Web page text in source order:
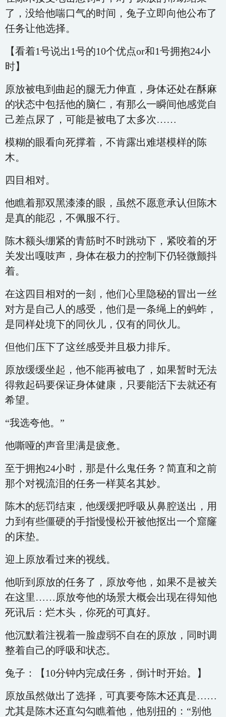
了，没给他喘口气的时间，兔子立即向他公布了
任务让他选择。
【看着1号说出1号的10个优点or和1号拥抱24小
时】
原放被电到曲起的腿无力伸直，身体还处在酥麻
的状态中包括他的脑仁，有那么一瞬间他感觉自
己差点尿了，可能是被电了太多次……
模糊的眼看向死撑着，不肯露出难堪模样的陈
木。
四目相对。
他瞧着那双黑漆漆的眼，虽然不愿意承认但陈木
是真的能忍，不佩服不行。
陈木额头绷紧的青筋时不时跳动下，紧咬着的牙
关发出嘎吱声，身体在极力的控制下仍轻微颤抖
着。
在这四目相对的一刻，他们心里隐秘的冒出一丝
对方是自己人的感受，他们是一条绳上的蚂蚱，
是同样处境下的同伙儿，仅有的同伙儿。
但他们压下了这丝感受并且极力排斥。
原放缓缓坐起，他不能再被电了，如果暂时无法
得救起码要保证身体健康，只要能活下去就还有
希望。
“我选夸他。”
他嘶哑的声音里满是疲惫。
至于拥抱24小时，那是什么鬼任务？简直和之前
那个对视流泪的任务一样莫名其妙。
陈木的惩罚结束，他缓缓把呼吸从鼻腔送出，用
力到有些僵硬的手指慢慢松开被他抠出一个窟窿
的床垫。
迎上原放看过来的视线。
他听到原放的任务了，原放夸他，如果不是被关
在这里……原放夸他的场景大概会出现在得知他
死讯后：烂木头，你死的可真好。
他沉默着注视着一脸虚弱不自在的原放，同时调
整着自己的呼吸和状态。
兔子：【10分钟内完成任务，倒计时开始。】
原放虽然做出了选择，可真要夸陈木还真是……
尤其是陈木还直勾勾瞧着他，他别扭的：“别他